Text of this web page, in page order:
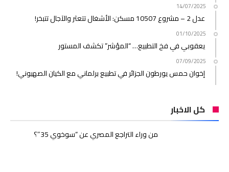
14/07/2025
عدل 2 – مشروع 10507 مسكن: الأشغال تتعثر والآجال تتبخر!
01/10/2025
يعقوبي في فخ التطبيع… “المؤشر” تكشف المستور
07/09/2025
إخوان حمس يورطون الجزائر في تطبيع برلماني مع الكيان الصهيوني!
كل الاخبار
من وراء التراجع المصري عن “سوخوي 35″؟